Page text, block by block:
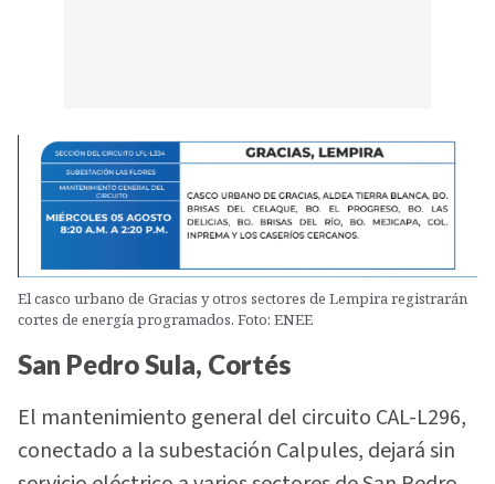
El casco urbano de Gracias y otros sectores de Lempira registrarán
cortes de energía programados. Foto: ENEE
San Pedro Sula, Cortés
El mantenimiento general del circuito CAL-L296,
conectado a la subestación Calpules, dejará sin